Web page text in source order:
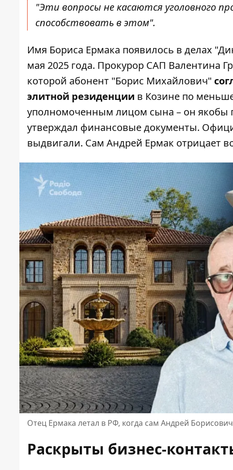
"Эти вопросы не касаются уголовного
способствовать в этом".
Имя Бориса Ермака появилось в делах
мая 2025 года. Прокурор САП Валентина
которой абонент "Борис Михайлович"
элитной резиденции в Козине по
уполномоченным лицом сына – он якобы
утверждал финансовые документы.
выдвигали. Сам Андрей Ермак отрицает
Отец Ермака летал в РФ, когда сам Андрей
Раскрыты бизнес-